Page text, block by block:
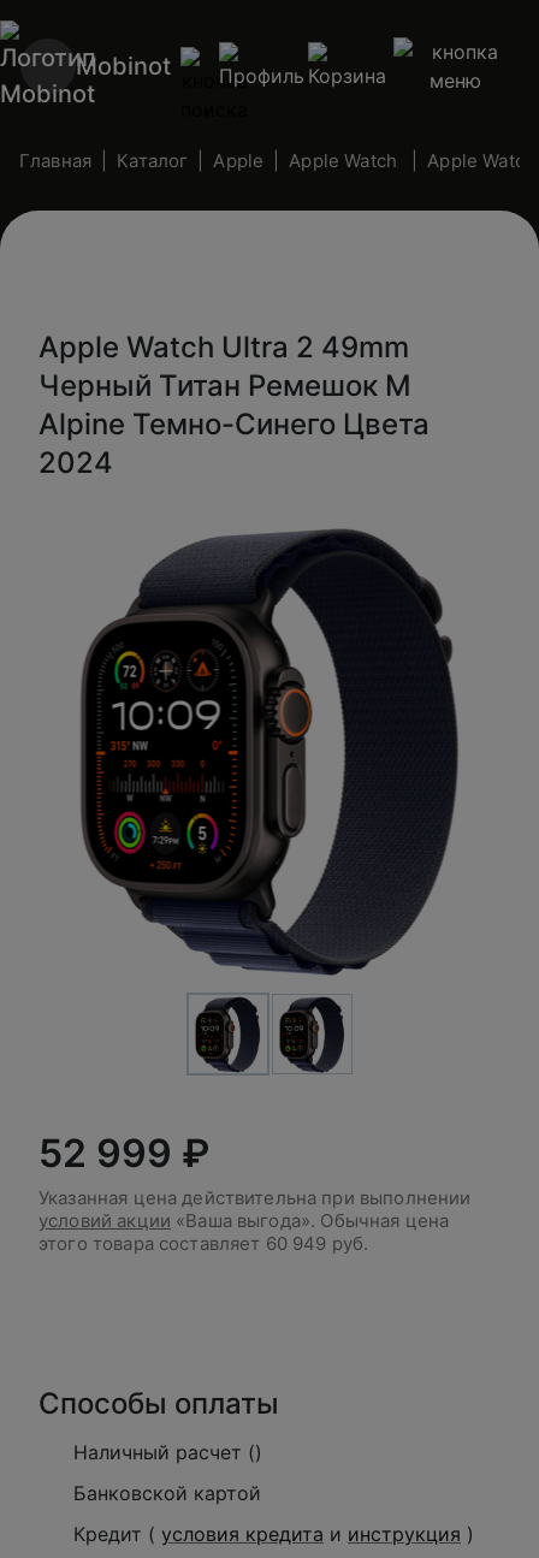
Mobinot
Главная Каталог Apple Apple Watch Apple
Apple Watch Ultra 2 49mm
Черный Титан Ремешок M
Alpine Темно-Синего Цвета
2024
52 999 ₽
Указанная цена действительна при выполнении
условий акции «Ваша выгода». Обычная цена
этого товара составляет 60 949 руб.
Способы оплаты
Наличный расчет ()
Банковской картой
Кредит ( условия кредита и инструкция )